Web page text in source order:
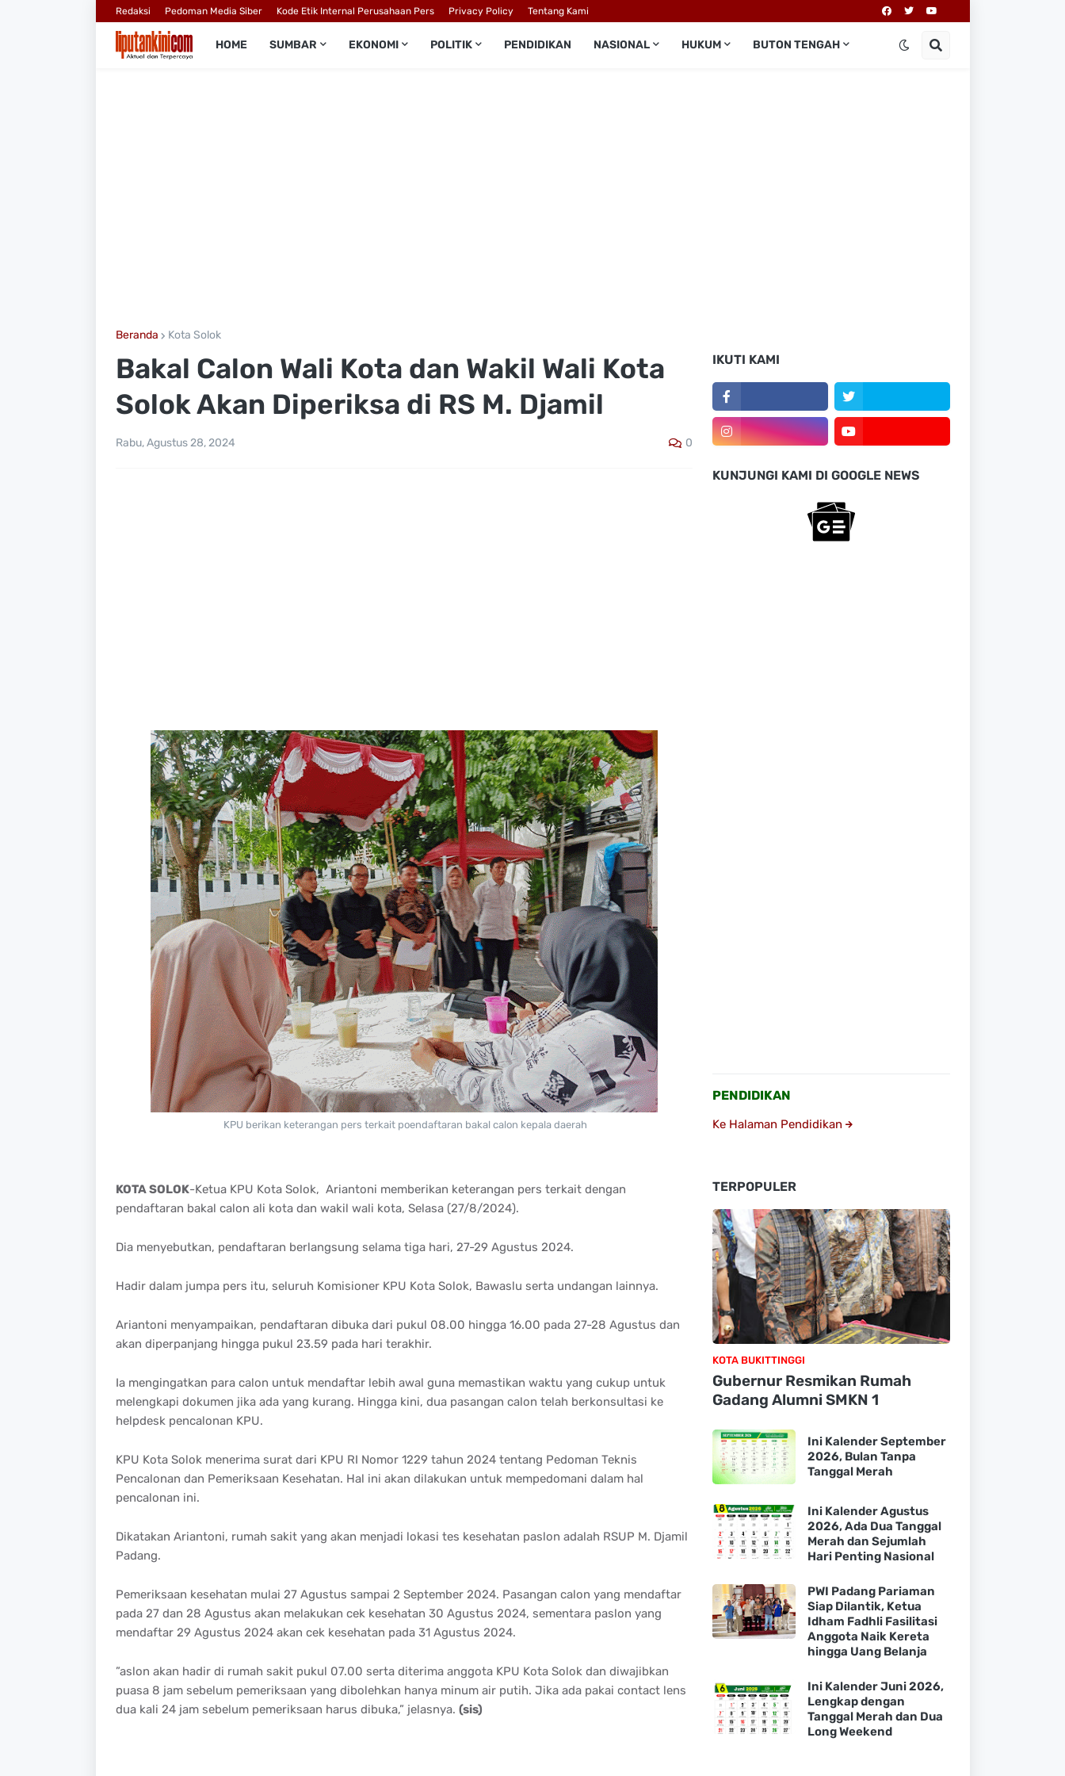
Redaksi Pedoman Media Siber Kode Etik Internal Perusahaan Pers Privacy Policy Tentang Kami
HOME SUMBAR EKONOMI POLITIK PENDIDIKAN NASIONAL HUKUM BUTON TENGAH
Beranda Kota Solok
Bakal Calon Wali Kota dan Wakil Wali Kota
Solok Akan Diperiksa di RS M. Djamil
Rabu, Agustus 28, 2024 0
KPU berikan keterangan pers terkait poendaftaran bakal calon kepala daerah
KOTA SOLOK-Ketua KPU Kota Solok, Ariantoni memberikan keterangan pers terkait dengan
pendaftaran bakal calon ali kota dan wakil wali kota, Selasa (27/8/2024).
Dia menyebutkan, pendaftaran berlangsung selama tiga hari, 27-29 Agustus 2024.
Hadir dalam jumpa pers itu, seluruh Komisioner KPU Kota Solok, Bawaslu serta undangan lainnya.
Ariantoni menyampaikan, pendaftaran dibuka dari pukul 08.00 hingga 16.00 pada 27-28 Agustus dan
akan diperpanjang hingga pukul 23.59 pada hari terakhir.
Ia mengingatkan para calon untuk mendaftar lebih awal guna memastikan waktu yang cukup untuk
melengkapi dokumen jika ada yang kurang. Hingga kini, dua pasangan calon telah berkonsultasi ke
helpdesk pencalonan KPU.
KPU Kota Solok menerima surat dari KPU RI Nomor 1229 tahun 2024 tentang Pedoman Teknis
Pencalonan dan Pemeriksaan Kesehatan. Hal ini akan dilakukan untuk mempedomani dalam hal
pencalonan ini.
Dikatakan Ariantoni, rumah sakit yang akan menjadi lokasi tes kesehatan paslon adalah RSUP M. Djamil
Padang.
Pemeriksaan kesehatan mulai 27 Agustus sampai 2 September 2024. Pasangan calon yang mendaftar
pada 27 dan 28 Agustus akan melakukan cek kesehatan 30 Agustus 2024, sementara paslon yang
mendaftar 29 Agustus 2024 akan cek kesehatan pada 31 Agustus 2024.
”aslon akan hadir di rumah sakit pukul 07.00 serta diterima anggota KPU Kota Solok dan diwajibkan
puasa 8 jam sebelum pemeriksaan yang dibolehkan hanya minum air putih. Jika ada pakai contact lens
dua kali 24 jam sebelum pemeriksaan harus dibuka,” jelasnya. (sis)
IKUTI KAMI
KUNJUNGI KAMI DI GOOGLE NEWS
PENDIDIKAN
Ke Halaman Pendidikan
TERPOPULER
KOTA BUKITTINGGI
Gubernur Resmikan Rumah
Gadang Alumni SMKN 1
Ini Kalender September
2026, Bulan Tanpa
Tanggal Merah
Ini Kalender Agustus
2026, Ada Dua Tanggal
Merah dan Sejumlah
Hari Penting Nasional
PWI Padang Pariaman
Siap Dilantik, Ketua
Idham Fadhli Fasilitasi
Anggota Naik Kereta
hingga Uang Belanja
Ini Kalender Juni 2026,
Lengkap dengan
Tanggal Merah dan Dua
Long Weekend